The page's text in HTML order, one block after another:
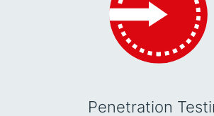
Penetration